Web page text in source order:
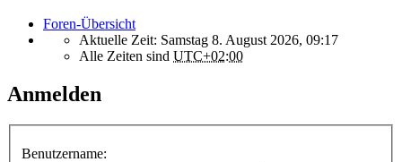
Foren-Übersicht
Aktuelle Zeit: Samstag 8. August 2026, 09:17
Alle Zeiten sind UTC+02:00
Anmelden
Benutzername: